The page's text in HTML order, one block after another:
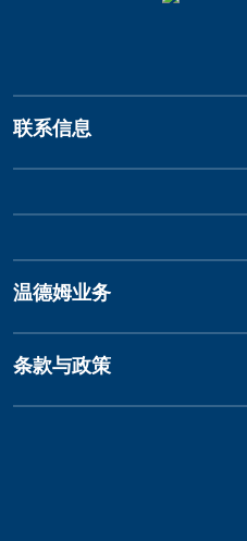
联系信息
温德姆业务
条款与政策